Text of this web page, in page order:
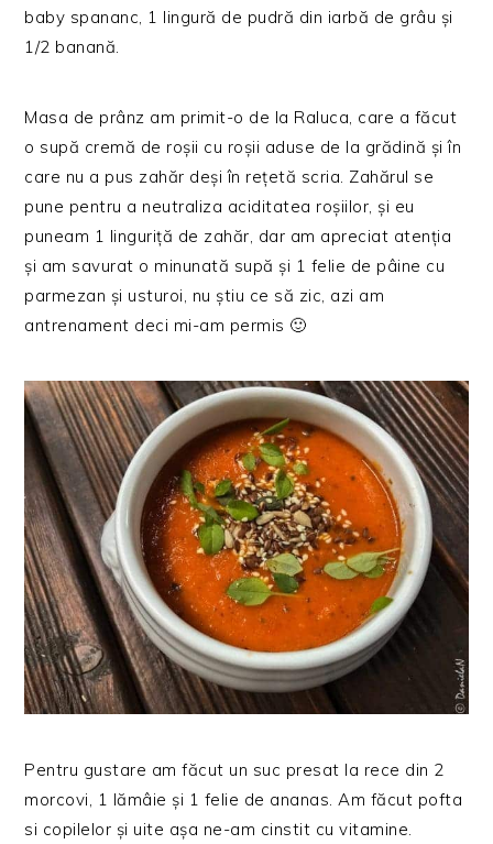
baby spananc, 1 lingură de pudră din iarbă de grâu și
1/2 banană.
Masa de prânz am primit-o de la Raluca, care a făcut
o supă cremă de roșii cu roșii aduse de la grădină și în
care nu a pus zahăr deși în rețetă scria. Zahărul se
pune pentru a neutraliza aciditatea roșiilor, și eu
puneam 1 linguriță de zahăr, dar am apreciat atenția
și am savurat o minunată supă și 1 felie de pâine cu
parmezan și usturoi, nu știu ce să zic, azi am
antrenament deci mi-am permis 🙂
Pentru gustare am făcut un suc presat la rece din 2
morcovi, 1 lămâie și 1 felie de ananas. Am făcut pofta
si copilelor și uite așa ne-am cinstit cu vitamine.